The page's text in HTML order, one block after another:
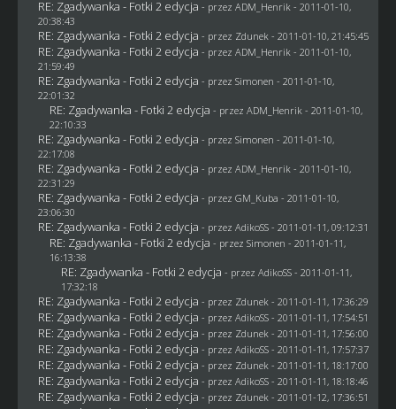
RE: Zgadywanka - Fotki 2 edycja - przez ADM_Henrik - 2011-01-10,
20:38:43
RE: Zgadywanka - Fotki 2 edycja - przez Zdunek - 2011-01-10, 21:45:45
RE: Zgadywanka - Fotki 2 edycja - przez ADM_Henrik - 2011-01-10,
21:59:49
RE: Zgadywanka - Fotki 2 edycja - przez Simonen - 2011-01-10,
22:01:32
RE: Zgadywanka - Fotki 2 edycja - przez ADM_Henrik - 2011-01-10,
22:10:33
RE: Zgadywanka - Fotki 2 edycja - przez Simonen - 2011-01-10,
22:17:08
RE: Zgadywanka - Fotki 2 edycja - przez ADM_Henrik - 2011-01-10,
22:31:29
RE: Zgadywanka - Fotki 2 edycja - przez GM_Kuba - 2011-01-10,
23:06:30
RE: Zgadywanka - Fotki 2 edycja - przez AdikoSS - 2011-01-11, 09:12:31
RE: Zgadywanka - Fotki 2 edycja - przez Simonen - 2011-01-11,
16:13:38
RE: Zgadywanka - Fotki 2 edycja - przez AdikoSS - 2011-01-11,
17:32:18
RE: Zgadywanka - Fotki 2 edycja - przez Zdunek - 2011-01-11, 17:36:29
RE: Zgadywanka - Fotki 2 edycja - przez AdikoSS - 2011-01-11, 17:54:51
RE: Zgadywanka - Fotki 2 edycja - przez Zdunek - 2011-01-11, 17:56:00
RE: Zgadywanka - Fotki 2 edycja - przez AdikoSS - 2011-01-11, 17:57:37
RE: Zgadywanka - Fotki 2 edycja - przez Zdunek - 2011-01-11, 18:17:00
RE: Zgadywanka - Fotki 2 edycja - przez AdikoSS - 2011-01-11, 18:18:46
RE: Zgadywanka - Fotki 2 edycja - przez Zdunek - 2011-01-12, 17:36:51